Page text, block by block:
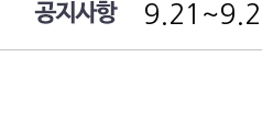
여름 휴